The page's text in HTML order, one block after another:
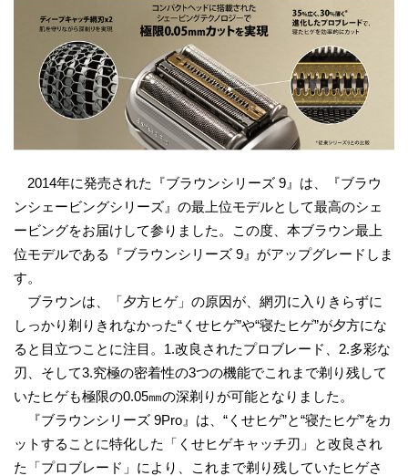
2014年に発売された『ブラウンシリーズ 9』は、『ブラウ
ンシェービングシリーズ』の最上位モデルとして最高のシェ
ービングをお届けして参りました。この度、本ブラウン最上
位モデルである『ブラウンシリーズ 9』がアップグレードしま
す。
ブラウンは、「夕方ヒゲ」の原因が、網刃に入りきらずに
しっかり剃りきれなかった“くせヒゲ”や“寝たヒゲ”が夕方にな
ると目立つことに注目。1.改良されたプロブレード、2.多彩な
刃、そして3.究極の密着性の3つの機能でこれまで剃り残して
いたヒゲも極限の0.05㎜の深剃りが可能となりました。
『ブラウンシリーズ 9Pro』は、“くせヒゲ”と“寝たヒゲ”をカ
ットすることに特化した「くせヒゲキャッチ刃」と改良され
た「プロブレード」により、これまで剃り残していたヒゲさ